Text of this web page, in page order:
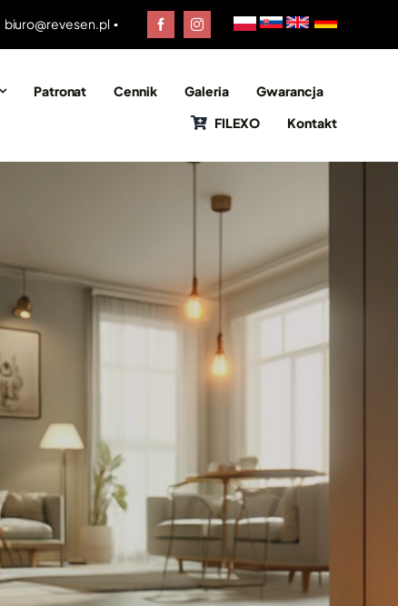
biuro@revesen.pl ▪
Patronat Cennik Galeria
Gwarancja
FILEXO
Kontakt